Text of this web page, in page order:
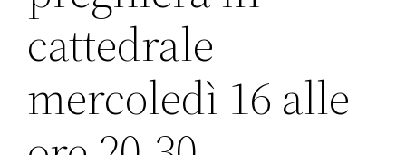
cattedrale
mercoledì 16 alle